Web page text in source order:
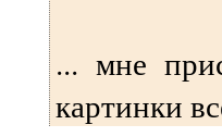
... мне
картинки